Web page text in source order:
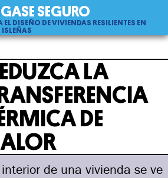
SEGURO
DISEÑO DE VIVIENDAS RESILIENTES EN
Térmica De
LA
DE
de una vivienda se ve